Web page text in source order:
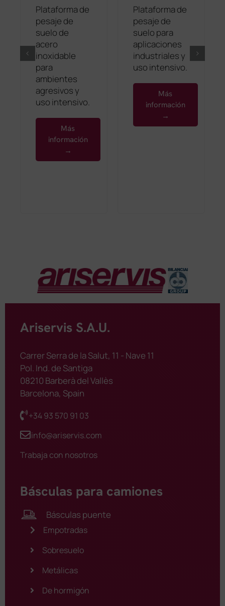
Plataforma de
pesaje de
suelo de
acero
inoxidable
para
ambientes
agresivos y
uso intensivo.
Más
información
→
Plataforma de
pesaje de
suelo para
aplicaciones
industriales y
uso intensivo.
Más
información
→
Ariservis S.A.U.
Carrer Serra de la Salut, 11 - Nave 11
Pol. Ind. de Santiga
08210 Barberà del Vallès
Barcelona, Spain
+34 93 570 91 03
info@ariservis.com
Trabaja con nosotros
Básculas para camiones
Básculas puente
Empotradas
Sobresuelo
Metálicas
De hormigón